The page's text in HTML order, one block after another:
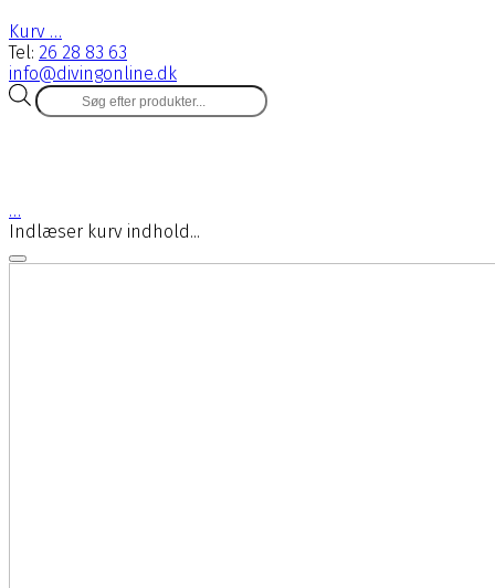
Kurv …
Tel: 26 28 83 63
info@divingonline.dk
Products
search
…
Indlæser kurv indhold...